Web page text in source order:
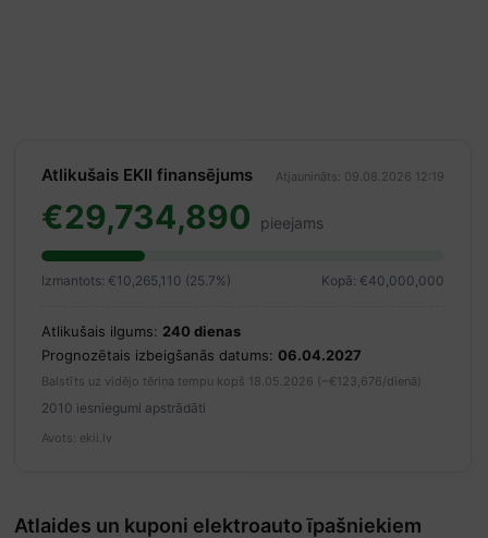
Atlikušais EKII finansējums Atjaunināts: 09.08.2026 12:19
€29,734,890 pieejams
Izmantots: €10,265,110 (25.7%) Kopā: €40,000,000
Atlikušais ilgums: 240 dienas
Prognozētais izbeigšanās datums: 06.04.2027
Balstīts uz vidējo tēriņa tempu kopš 18.05.2026 (~€123,676/dienā)
2010 iesniegumi apstrādāti
Avots: ekii.lv
Atlaides un kuponi elektroauto īpašniekiem